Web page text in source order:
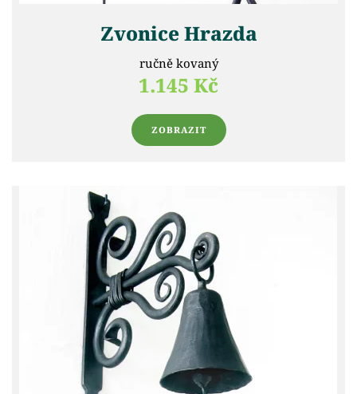
Zvonice Hrazda
ručně kovaný
1.145 Kč
ZOBRAZIT